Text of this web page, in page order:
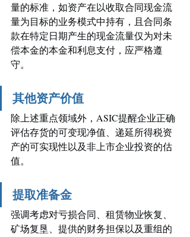
量的标准，如资产在以收取合同现金流
量为目标的业务模式中持有，且合同条
款在特定日期产生的现金流量仅为对未
偿本金的本金和利息支付，应严格遵
守。
其他资产价值
除上述重点领域外，ASIC提醒企业正确
评估存货的可变现净值、递延所得税资
产的可实现性以及非上市企业投资的估
值。
提取准备金
强调考虑对亏损合同、租赁物业恢复、
矿场复垦、提供的财务担保以及重组的